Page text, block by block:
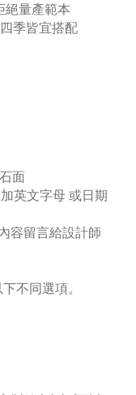
絕量產範本
季皆宜搭配
面
英文字母 或日期
容留言給設計師
不同選項。